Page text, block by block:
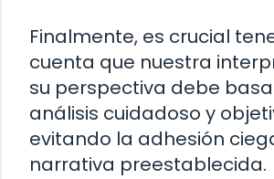
Finalmente, es crucial
cuenta que nuestra
su perspectiva debe
análisis cuidadoso y
evitando la adhesión
narrativa preestablecida.